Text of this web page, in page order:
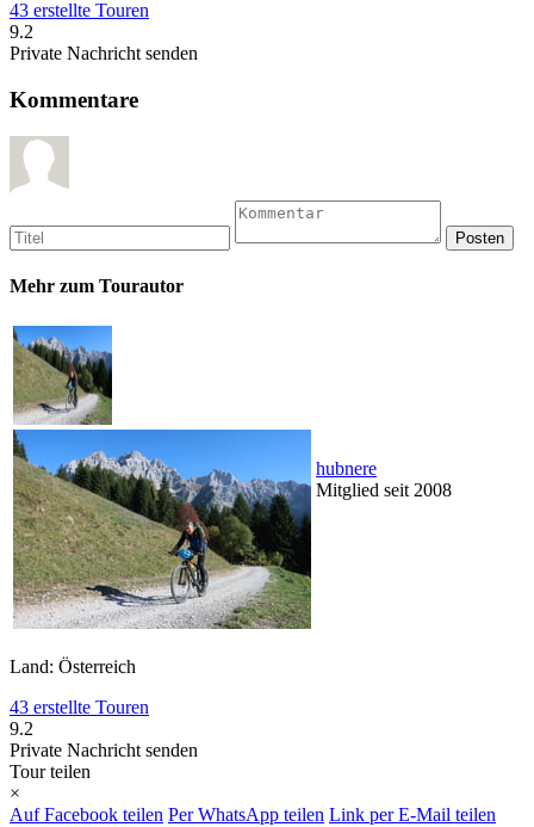
43 erstellte Touren
9.2
Private Nachricht senden
Kommentare
Mehr zum Tourautor
hubnere
Mitglied seit 2008
Land: Österreich
43 erstellte Touren
9.2
Private Nachricht senden
Tour teilen
×
Auf Facebook teilen Per WhatsApp teilen Link per E-Mail teilen